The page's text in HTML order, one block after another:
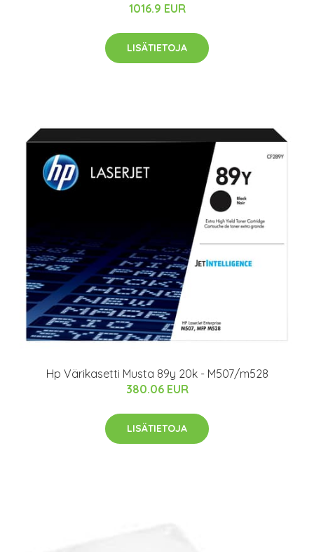
1016.9 EUR
LISÄTIETOJA
Hp Värikasetti Musta 89y 20k - M507/m528
380.06 EUR
LISÄTIETOJA